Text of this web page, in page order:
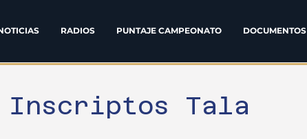
RADIOS PUNTAJE CAMPEONATO DOCUMENTOS
Inscriptos Tala